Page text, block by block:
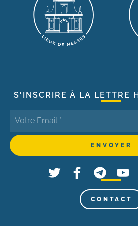
S'INSCRIRE À LA LETTRE
CONTACT